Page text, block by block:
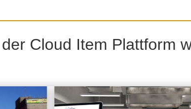
Cloud Item Plattform